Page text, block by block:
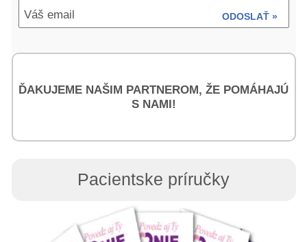
ODOSLAŤ »
Váš email
ĎAKUJEME NAŠIM PARTNEROM, ŽE POMÁHAJÚ
S NAMI!
Pacientske príručky